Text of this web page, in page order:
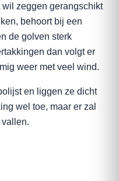
zeggen gerangschikt
behoort bij een
de golven sterk
dan volgt er
weer met veel wind.
en liggen ze dicht
wel toe, maar er zal